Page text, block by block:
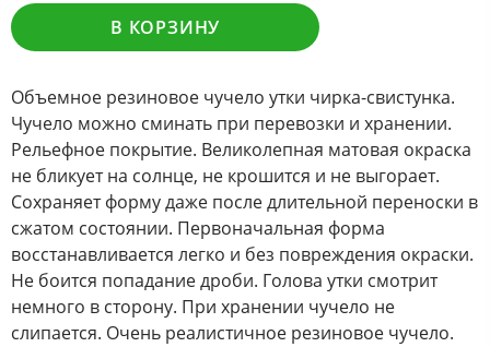
В КОРЗИНУ
Объемное резиновое чучело утки чирка-свистунка.
Чучело можно сминать при перевозки и хранении.
Рельефное покрытие. Великолепная матовая окраска
не бликует на солнце, не крошится и не выгорает.
Сохраняет форму даже после длительной переноски в
сжатом состоянии. Первоначальная форма
восстанавливается легко и без повреждения окраски.
Не боится попадание дроби. Голова утки смотрит
немного в сторону. При хранении чучело не
слипается. Очень реалистичное резиновое чучело.